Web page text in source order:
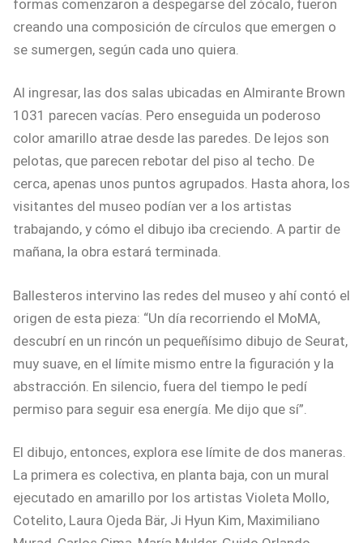
formas comenzaron a despegarse del zócalo, fueron
creando una composición de círculos que emergen o
se sumergen, según cada uno quiera.
Al ingresar, las dos salas ubicadas en Almirante Brown
1031 parecen vacías. Pero enseguida un poderoso
color amarillo atrae desde las paredes. De lejos son
pelotas, que parecen rebotar del piso al techo. De
cerca, apenas unos puntos agrupados. Hasta ahora, los
visitantes del museo podían ver a los artistas
trabajando, y cómo el dibujo iba creciendo. A partir de
mañana, la obra estará terminada.
Ballesteros intervino las redes del museo y ahí contó el
origen de esta pieza: “Un día recorriendo el MoMA,
descubrí en un rincón un pequeñísimo dibujo de Seurat,
muy suave, en el límite mismo entre la figuración y la
abstracción. En silencio, fuera del tiempo le pedí
permiso para seguir esa energía. Me dijo que sí”.
El dibujo, entonces, explora ese límite de dos maneras.
La primera es colectiva, en planta baja, con un mural
ejecutado en amarillo por los artistas Violeta Mollo,
Cotelito, Laura Ojeda Bär, Ji Hyun Kim, Maximiliano